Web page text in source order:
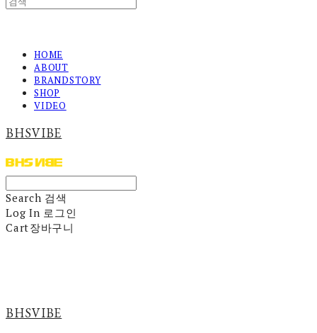
HOME
ABOUT
BRANDSTORY
SHOP
VIDEO
BHSVIBE
Search 검색
Log In 로그인
Cart장바구니
BHSVIBE